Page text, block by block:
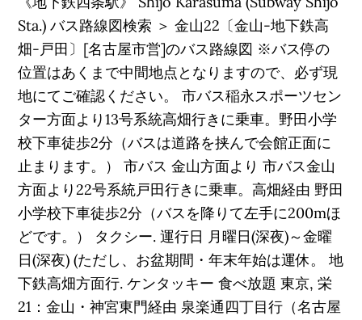
Sta.) バス路線図検索 ＞ 金山22〔金山-地下鉄高
畑-戸田〕[名古屋市営]のバス路線図 ※バス停の
位置はあくまで中間地点となりますので、必ず現
地にてご確認ください。 市バス稲永スポーツセン
ター方面より13号系統高畑行きに乗車。野田小学
校下車徒歩2分（バスは道路を挟んで会館正面に
止まります。） 市バス 金山方面より 市バス金山
方面より22号系統戸田行きに乗車。高畑経由 野田
小学校下車徒歩2分（バスを降りて左手に200mほ
どです。） タクシー. 運行日 月曜日(深夜)～金曜
日(深夜) (ただし、お盆期間・年末年始は運休。 地
下鉄高畑方面行. ケンタッキー 食べ放題 東京, 栄
21：金山・神宮東門経由 泉楽通四丁目行（名古屋